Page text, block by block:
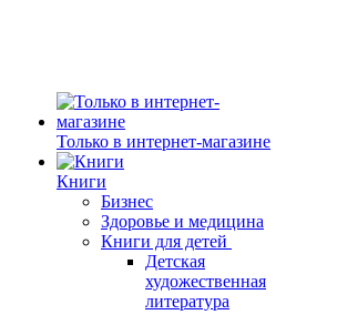
Только в интернет-магазине
Книги
Бизнес
Здоровье и медицина
Книги для детей
Детская
художественная
литература